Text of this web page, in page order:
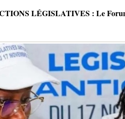
LÉGISLATIVES : Le